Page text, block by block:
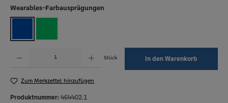
Wearables-Farbausprägungen
Stück In den Warenkorb
Zum Merkzettel hinzufügen
Produktnummer: 464402.1